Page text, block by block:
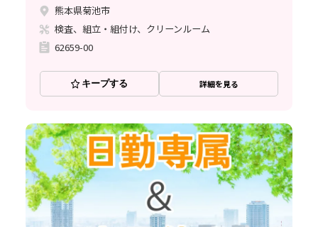
熊本県菊池市
検査、組立・組付け、クリーンルーム
62659-00
キープする 詳細を見る